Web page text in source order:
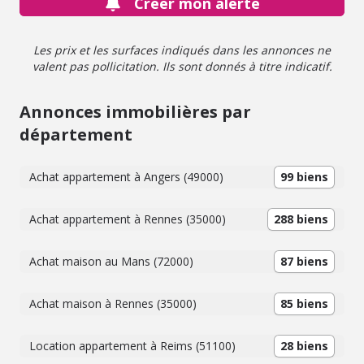
valorisation. Un cadre de vie calme et inspirant, à
découvrir ! Honoraires inclus de 6.25% TTC à la charge de
au DPE. Les informations sur les risques auxquels ce bien
est exposé sont disponibles sur le site Géorisques :
Les prix et les surfaces indiqués dans les annonces ne
valent pas pollicitation. Ils sont donnés à titre indicatif.
Annonces immobilières par
département
Achat appartement à Angers (49000) 99 biens
Achat appartement à Rennes (35000) 288 biens
Achat maison au Mans (72000) 87 biens
Achat maison à Rennes (35000) 85 biens
Location appartement à Reims (51100) 28 biens